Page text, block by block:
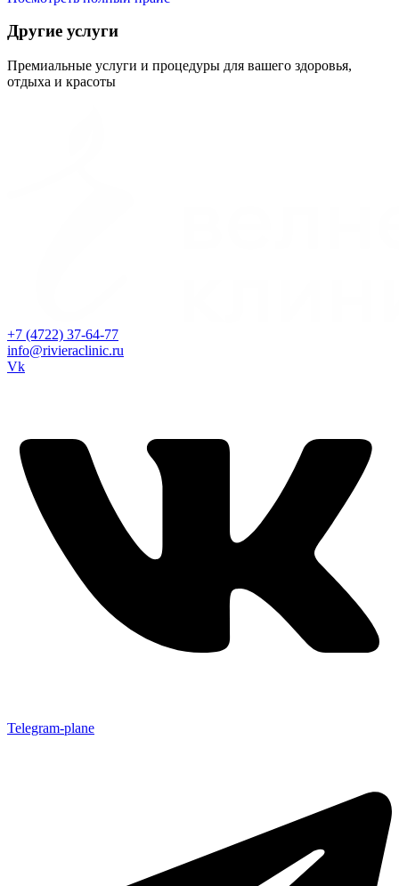
Другие услуги
Премиальные услуги и процедуры для вашего здоровья,
отдыха и красоты
Митохондриальное питание
Детокс-питание
+7 (4722) 37-64-77
info@rivieraclinic.ru
Vk
Telegram-plane